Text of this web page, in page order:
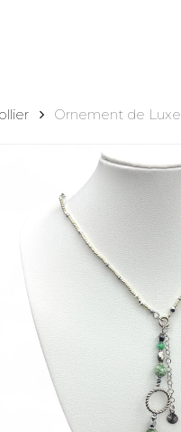
Ornement de Luxe